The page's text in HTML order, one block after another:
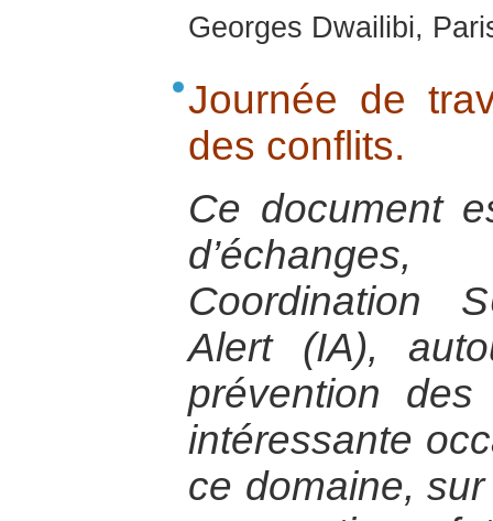
Georges Dwailibi,
Journée de
des conflits.
Ce document
Coordination
Alert (IA),
prévention
intéressante
ce domaine,